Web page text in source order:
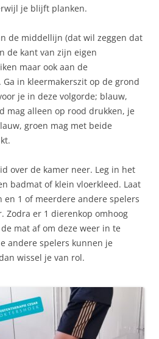
je blijft planken.
de middellijn (dat wil zeggen dat
de kant van zijn eigen
maar ook aan de
in kleermakerszit op de grond
je in deze volgorde; blauw,
mag alleen op rood drukken, je
groen mag met beide
over de kamer neer. Leg in het
badmat of klein vloerkleed. Laat
en 1 of meerdere andere spelers
Zodra er 1 dierenkop omhoog
mat af om deze weer in te
andere spelers kunnen je
wissel je van rol.